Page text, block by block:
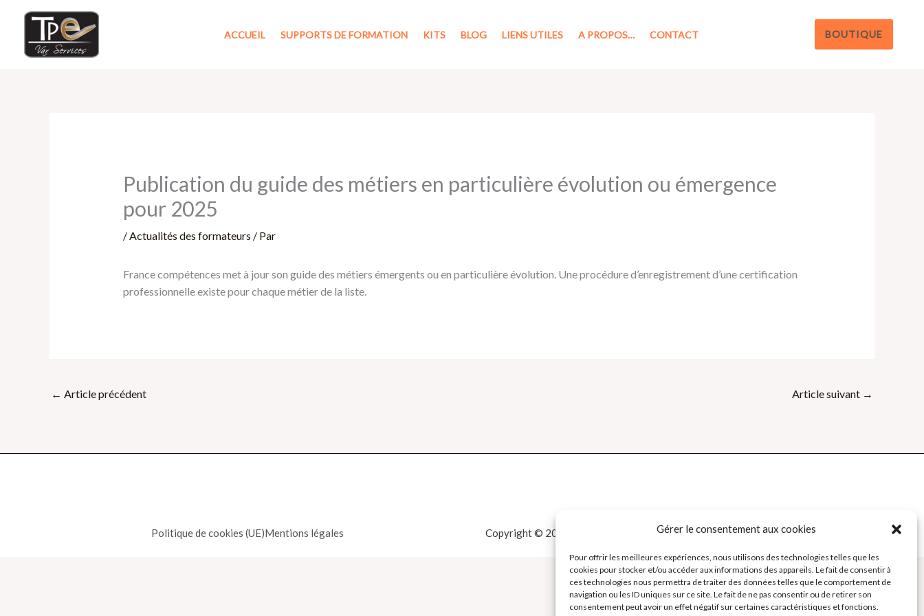
Gérer le consentement aux cookies
Pour offrir les meilleures expériences, nous utilisons des technologies telles que les
cookies pour stocker et/ou accéder aux informations des appareils. Le fait de consentir à
ces technologies nous permettra de traiter des données telles que le comportement de
navigation ou les ID uniques sur ce site. Le fait de ne pas consentir ou de retirer son
consentement peut avoir un effet négatif sur certaines caractéristiques et fonctions.
contenu
ACCUEIL SUPPORTS DE FORMATION KITS BLOG LIENS UTILES A PROPOS… CONTACT BOUTIQUE
Publication du guide des métiers en particulière évolution ou émergence
pour 2025
/Actualités des formateurs / Par
France compétences met à jour son guide des métiers émergents ou en particulière évolution. Une procédure d’enregistrement d’une certification
professionnelle existe pour chaque métier de la liste.
← Article précédent Article suivant →
Politique de cookies (UE)Mentions légales Copyright © 2026 La Boutique des Formateurs - Outils et Supports pour formateurs